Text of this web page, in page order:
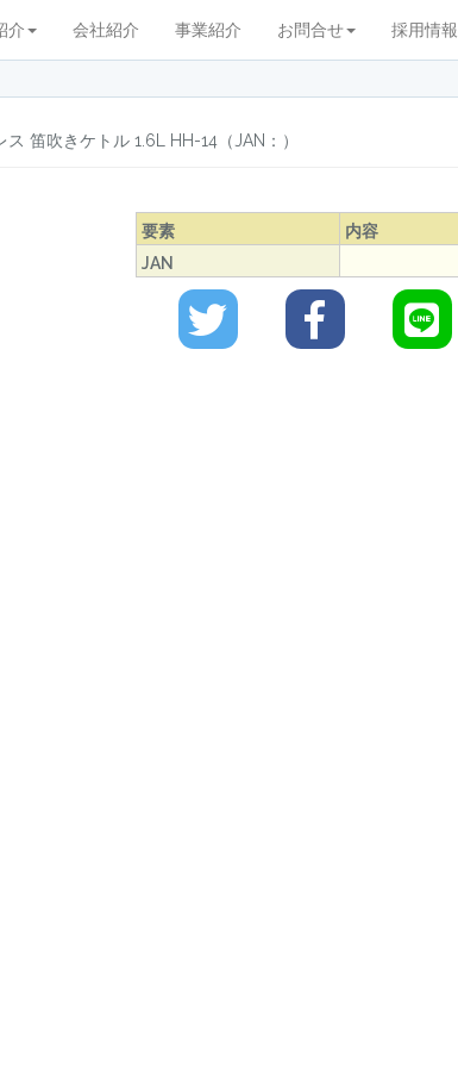
介 会社紹介 事業紹介 お問合せ 採用情報
笛吹きケトル 1.6L HH-14（JAN：）
要素
内容
JAN